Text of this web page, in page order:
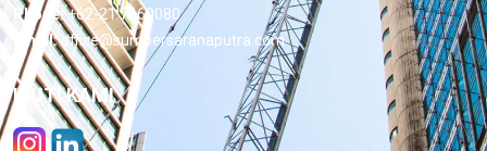
Phone: +62-21 7660080
Email:office@sumbersaranaputra.com
IKUTI KAMI